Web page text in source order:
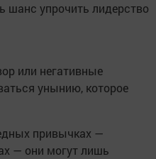
шанс упрочить лидерство
или негативные
унынию, которое
привычках —
— они могут лишь